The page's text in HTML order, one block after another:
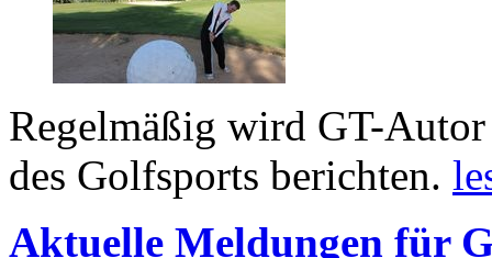
Regelmäßig wird GT-
des Golfsports berichten.
Aktuelle Meldungen für